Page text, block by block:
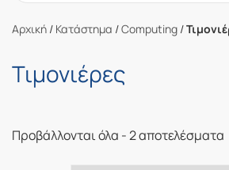
Αρχική / Κατάστημα /Computing /
Τιμονιέρες
Προβάλλονται όλα - 2 αποτελέσματα